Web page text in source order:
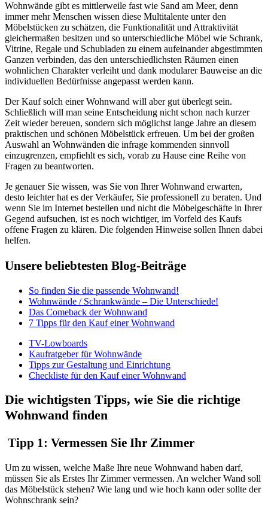
Wohnwände gibt es mittlerweile fast wie Sand am Meer, denn
immer mehr Menschen wissen diese Multitalente unter den
Möbelstücken zu schätzen, die Funktionalität und Attraktivität
gleichermaßen besitzen und so unterschiedliche Möbel wie Schrank,
Vitrine, Regale und Schubladen zu einem aufeinander abgestimmten
Ganzen verbinden, das den unterschiedlichsten Räumen einen
wohnlichen Charakter verleiht und dank modularer Bauweise an die
individuellen Bedürfnisse angepasst werden kann.
Der Kauf solch einer Wohnwand will aber gut überlegt sein.
Schließlich will man seine Entscheidung nicht schon nach kurzer
Zeit wieder bereuen, sondern sich möglichst lange Jahre an diesem
praktischen und schönen Möbelstück erfreuen. Um bei der großen
Auswahl an Wohnwänden die infrage kommenden sinnvoll
einzugrenzen, empfiehlt es sich, vorab zu Hause eine Reihe von
Fragen zu beantworten.
Je genauer Sie wissen, was Sie von Ihrer Wohnwand erwarten,
desto leichter hat es der Verkäufer, Sie professionell zu beraten. Und
wenn Sie im Internet bestellen und nicht die Möbelgeschäfte in Ihrer
Gegend aufsuchen, ist es noch wichtiger, im Vorfeld des Kaufs
offene Fragen zu klären. Die folgenden Hinweise sollen Ihnen dabei
helfen.
Unsere beliebtesten Blog-Beiträge
So finden Sie die passende Wohnwand!
Wohnwände / Schrankwände – Die Unterschiede!
Das Comeback der Wohnwand
7 Tipps für den Kauf einer Wohnwand
TV-Lowboards
Kaufratgeber für Wohnwände
Tipps zur Gestaltung und Einrichtung
Checkliste für den Kauf einer Wohnwand
Die wichtigsten Tipps, wie Sie die richtige
Wohnwand finden
Tipp 1: Vermessen Sie Ihr Zimmer
Um zu wissen, welche Maße Ihre neue Wohnwand haben darf,
müssen Sie als Erstes Ihr Zimmer vermessen. An welcher Wand soll
das Möbelstück stehen? Wie lang und wie hoch kann oder sollte der
Wohnschrank sein?